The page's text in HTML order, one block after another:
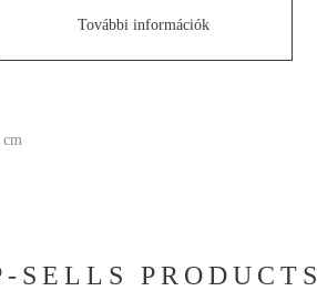
További információk
SELLS PRODUCTS